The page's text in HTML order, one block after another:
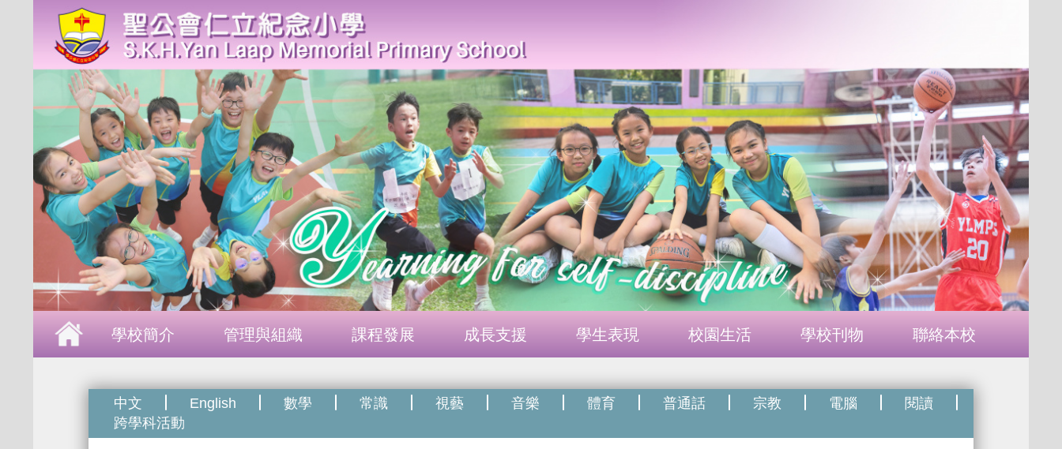
首頁
學校簡介
管理與組織
成長支援
學生表現
校園生活
學校刊物
聯絡本校
學校簡介 管理與組織 課程發展 成長支援 學生表現 校園生活 學校刊物 聯絡本校
中文 English 數學 常識 視藝 音樂 體育 普通話 宗教 電腦
閱讀
跨學科活動